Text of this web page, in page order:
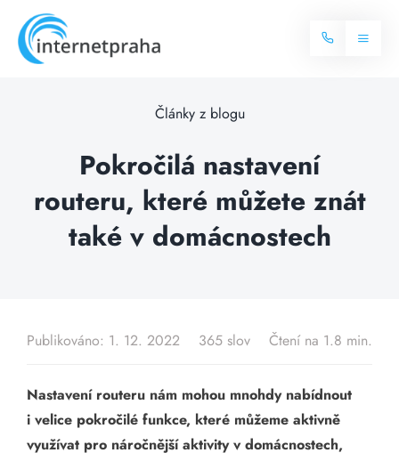
content
Toggle
Balíčky internetu
Více o internetu
Televize
Články z blogu
Pokročilá nastavení
routeru, které můžete znát
také v domácnostech
Publikováno: 1. 12. 2022 365 slov Čtení na 1.8 min.
Nastavení routeru nám mohou mnohdy nabídnout
i velice pokročilé funkce, které můžeme aktivně
využívat pro náročnější aktivity v domácnostech,